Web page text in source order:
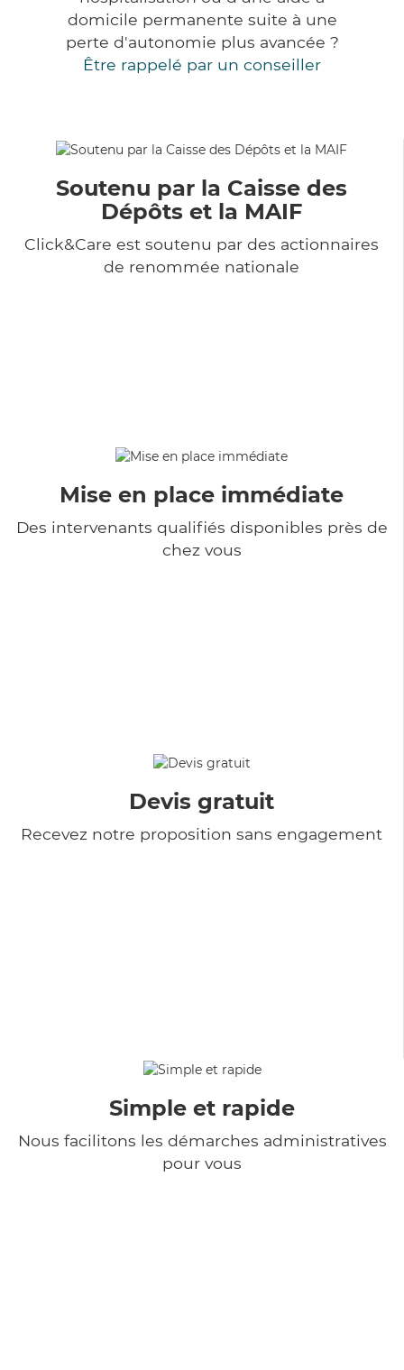
domicile permanente suite à une
perte d'autonomie plus avancée ?
Être rappelé par un conseiller
Soutenu par la Caisse des
Dépôts et la MAIF
Click&Care est soutenu par des actionnaires
de renommée nationale
Mise en place immédiate
Des intervenants qualifiés disponibles près de
chez vous
Devis gratuit
Recevez notre proposition sans engagement
Simple et rapide
Nous facilitons les démarches administratives
pour vous